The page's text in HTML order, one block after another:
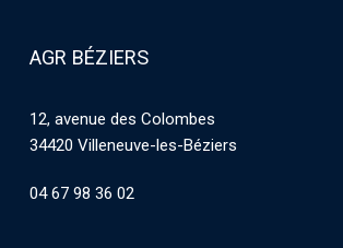
AGR BÉZIERS
12, avenue des Colombes
34420 Villeneuve-les-Béziers
04 67 98 36 02